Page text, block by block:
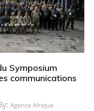
Symposium
communications
Agence Afrique